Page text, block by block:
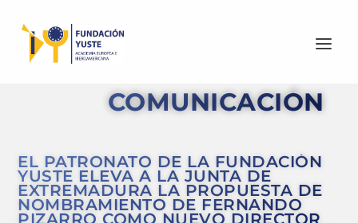
COMUNICACIÓN
EL PATRONATO DE LA FUNDACIÓN
YUSTE ELEVA A LA JUNTA DE
EXTREMADURA LA PROPUESTA DE
NOMBRAMIENTO DE FERNANDO
PIZARRO COMO NUEVO DIRECTOR